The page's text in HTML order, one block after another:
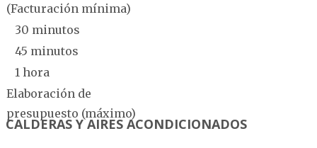
(Facturación mínima)
30 minutos
45 minutos
1 hora
Elaboración de
presupuesto (máximo)
CALDERAS Y AIRES ACONDICIONADOS